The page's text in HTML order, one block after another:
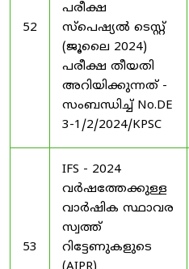
52
പരീക്ഷ
സ്പെഷ്യൽ ടെസ്റ്റ്
(ജൂലൈ 2024)
പരീക്ഷ തീയതി
അറിയിക്കുന്നത് -
സംബന്ധിച്ച് No.DE
3-1/2/2024/KPSC
53
IFS - 2024
വർഷത്തേക്കുള്ള
വാർഷിക സ്ഥാവര
സ്വത്ത്
റിട്ടേണുകളുടെ